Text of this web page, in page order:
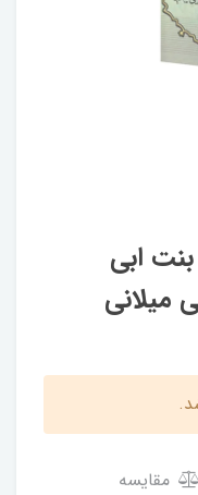
ابی
میلانی
مقایسه